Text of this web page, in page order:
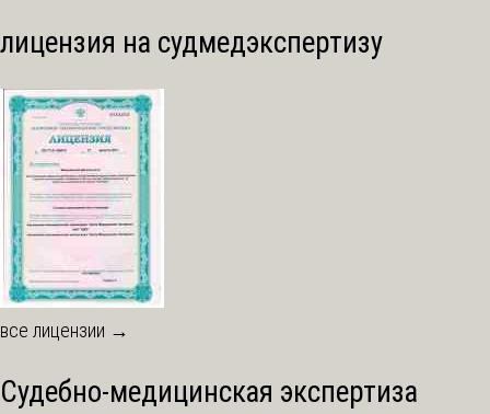
лицензия на судмедэкспертизу
все лицензии →
Судебно-медицинская экспертиза